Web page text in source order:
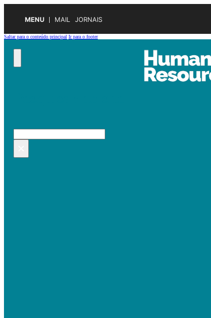
MENU MAIL JORNAIS
Saltar para o conteúdo principal Ir para o footer
Pesquisar